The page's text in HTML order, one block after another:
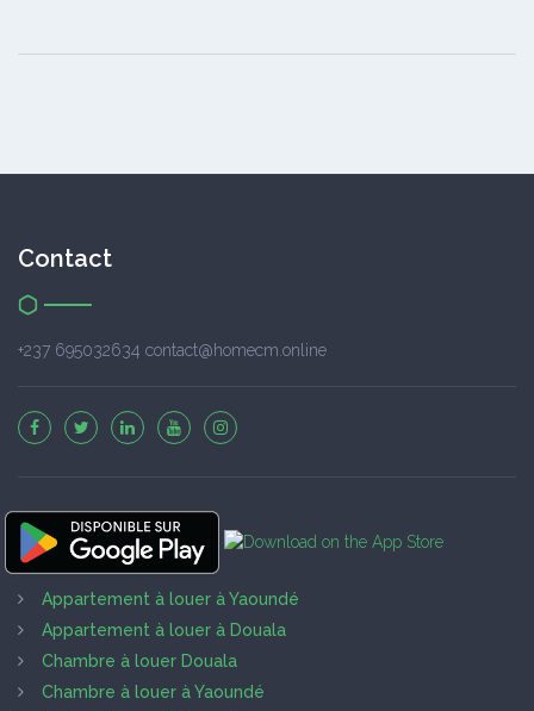
Contact
+237 695032634 contact@homecm.online
Appartement à louer à Yaoundé
Appartement à louer à Douala
Chambre à louer Douala
Chambre à louer à Yaoundé